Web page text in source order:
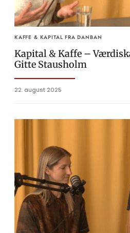
KAFFE & KAPITAL FRA DANBAN
Kapital & Kaffe –
Gitte Stausholm
22. august 2025